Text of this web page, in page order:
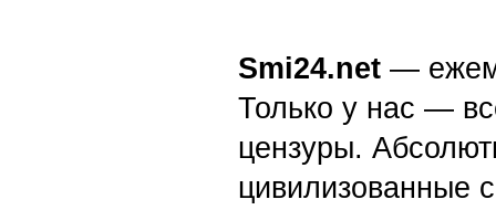
Smi24.net —
Только у нас —
цензуры.
цивилизованные